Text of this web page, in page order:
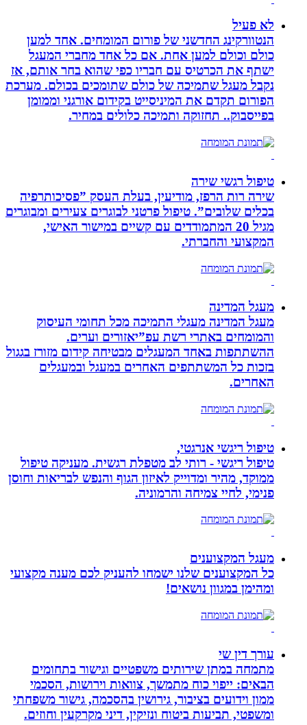
לא פעיל
הנטוורקינג החדשני של פורום המומחים. אחד למען
כולם וכולם למען אחת. אם כל אחד מחברי המעגל
ישתף את הכרטיס עם חבריו כפי שהוא בחר אותם, אז
נקבל מעגל שתמיכה של כולם שתומכים בכולם. מערכת
הפורום תקדם את המיניסייט בקידום אורגני וממומן
בפייסבוק.. תחזוקה ותמיכה כלולים במחיר.
טיפול רגשי שירה
שירה רות הרפז, מודיעין, בעלת העסק ”פסיכותרפיה
בכלים שלובים”. טיפול פרטני לבוגרים צעירים ומבוגרים
מגיל 20 המתמודדים עם קשיים במישור האישי,
המקצועי והחברתי.
מעגל המדינה
מעגל המדינה מעגלי התמיכה מכל תחומי העיסוק
והמומחים באתרי רשת עפ”יאזורים וערים.
ההשתתפות באחד המעגלים מבטיחה קידום מזורז בגגול
בזכות כל המשתתפים האחרים במעגל ובמעגלים
האחרים.
טיפול ריגשי אנרגטי,
טיפול ריגשי - רותי לב מטפלת רגשית. מעניקה טיפול
ממוקד, מהיר ומדוייק לאיזון הגוף והנפש לבריאות וחוסן
פנימי, לחיי צמיחה והרמוניה.
מעגל המקצוענים
כל המקצוענים שלנו ישמחו להעניק לכם מענה מקצועי
ומהימן במגוון נושאים!
עורך דין שי
מתמחה במתן שירותים משפטיים וגישור בתחומים
הבאים: ייפוי כוח מתמשך, צוואות וירושות, הסכמי
ממון וידועים בציבור, גירושין בהסכמה, גישור משפחתי
ומשפטי, תביעות ביטוח ונזיקין, דיני מקרקעין וחוזים.